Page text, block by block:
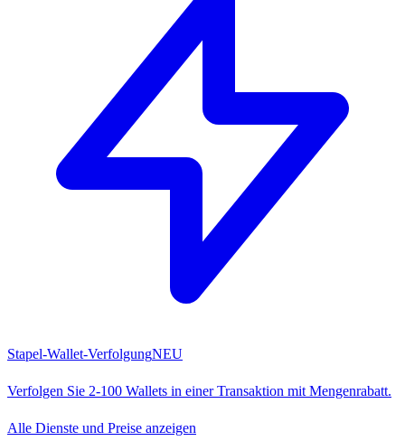
Stapel-Wallet-VerfolgungNEU
Verfolgen Sie 2-100 Wallets in einer Transaktion mit Mengenrabatt.
Alle Dienste und Preise anzeigen